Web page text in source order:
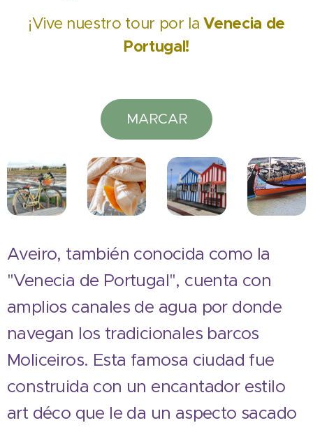
¡Vive nuestro tour por laVenecia de
Portugal!
MARCAR
Aveiro, también conocida como la
"Venecia de Portugal", cuenta con
amplios canales de agua por donde
navegan los tradicionales barcos
Moliceiros. Esta famosa ciudad fue
construida con un encantador estilo
art déco que le da un aspecto sacado